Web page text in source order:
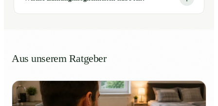
Aus unserem Ratgeber